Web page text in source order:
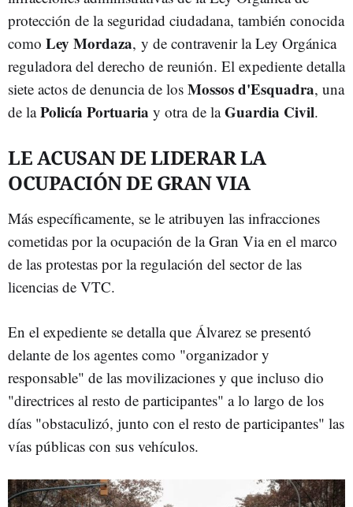
protección de la seguridad ciudadana, también conocida
como Ley Mordaza, y de contravenir la Ley Orgánica
reguladora del derecho de reunión. El expediente detalla
siete actos de denuncia de los Mossos d'Esquadra, una
de laPolicía Portuaria y otra de laGuardia Civil.
LE ACUSAN DE LIDERAR LA
OCUPACIÓN DE GRAN VIA
Más específicamente, se le atribuyen las infracciones
cometidas por la ocupación de la Gran Via en el marco
de las protestas por la regulación del sector de las
licencias de VTC.
En el expediente se detalla que Álvarez se presentó
delante de los agentes como "organizador y
responsable" de las movilizaciones y que incluso dio
"directrices al resto de participantes" a lo largo de los
días "obstaculizó, junto con el resto de participantes" las
vías públicas con sus vehículos.